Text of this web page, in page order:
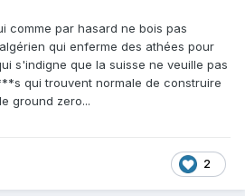
comme par hasard ne bois pas
qui enferme des athées pour
s'indigne que la suisse ne veuille pas
qui trouvent normale de construire
ground zero...
2